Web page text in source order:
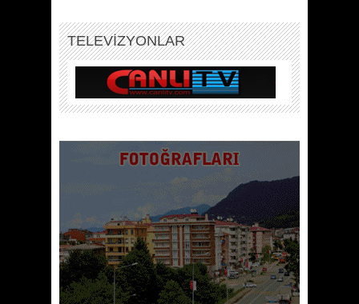
TELEVİZYONLAR